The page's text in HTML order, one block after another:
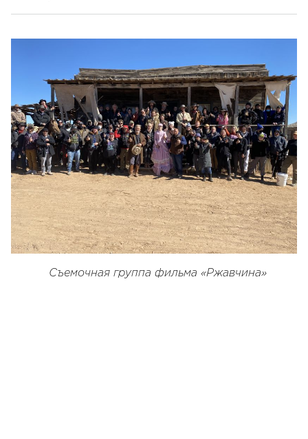
Съемочная группа фильма «Ржавчина»